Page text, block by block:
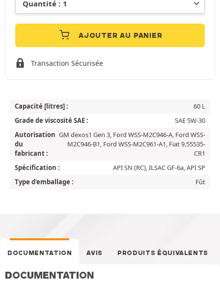
AJOUTER AU PANIER
Transaction Sécurisée
Capacité [litres] :
60 L
Grade de viscosité SAE :
SAE 5W-30
Autorisation
du
fabricant :
GM dexos1 Gen 3, Ford WSS-M2C946-A, Ford WSS-
M2C946-B1, Ford WSS-M2C961-A1, Fiat 9.55535-
CR1
Spécification :
API SN (RC), ILSAC GF-6a, API SP
Type d'emballage :
Fût
DOCUMENTATION AVIS PRODUITS ÉQUIVALENTS
DOCUMENTATION